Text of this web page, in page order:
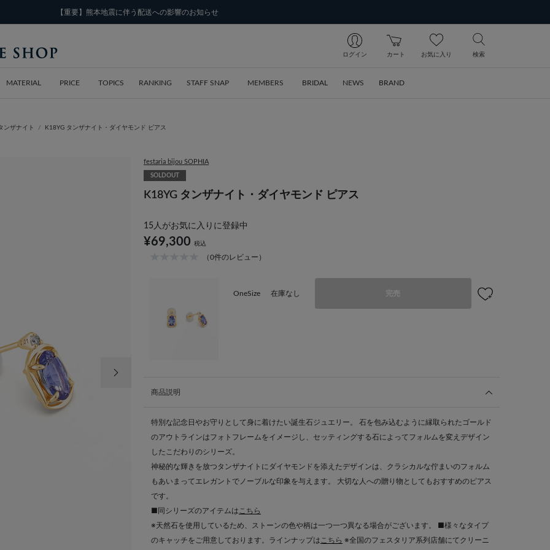
【重要】熊本地震に伴う配送への影響のお知らせ
ログイン カート お気に入り 検索
MATERIAL PRICE TOPICS RANKING STAFF SNAP MEMBERS BRIDAL NEWS BRAND
ンザナイト K18YG タンザナイト・ダイヤモンド ピアス
festaria bijou SOPHIA
SOLDOUT
K18YG タンザナイト・ダイヤモンド ピアス
15 人がお気に入りに登録中
¥69,300 税込
（0件のレビュー）
OneSize 在庫なし 完売
商品説明
特別な記念日やお守りとして身に着けたい誕生石ジュエリー。 石を包み込むように縁取られたゴールド
のアウトラインはフォトフレームをイメージし、セッティングする石によってフォルムを変えデザイン
したこだわりのシリーズ。
神秘的な輝きを放つタンザナイトにダイヤモンドを添えたデザインは、クラシカルな佇まいのフォルム
もあいまってエレガントでノーブルな印象を与えます。 大切な人への贈り物としてもおすすめのピアス
です。
■同シリーズのアイテムは こちら
※天然石を使用しているため、ストーンの色や柄は一つ一つ異なる場合がございます。 ■様々なタイプ
のキャッチをご用意しております。ラインナップは こちら ※全国のフェスタリア系列店舗にてクリーニ